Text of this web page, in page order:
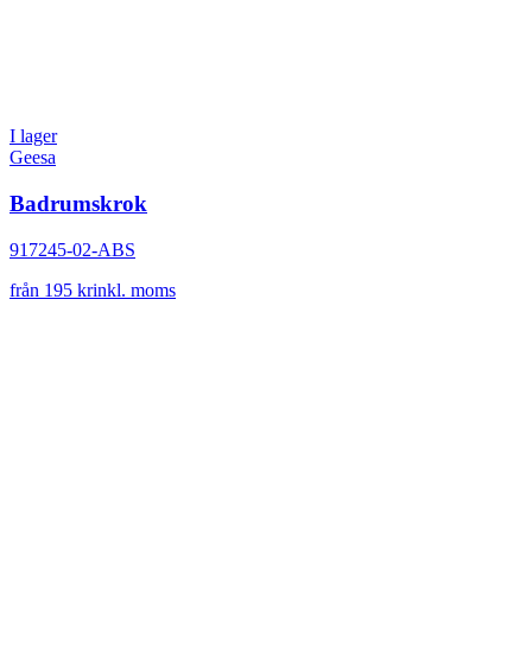
I lager
Geesa
Badrumskrok
917245-02-ABS
från 195 krinkl. moms